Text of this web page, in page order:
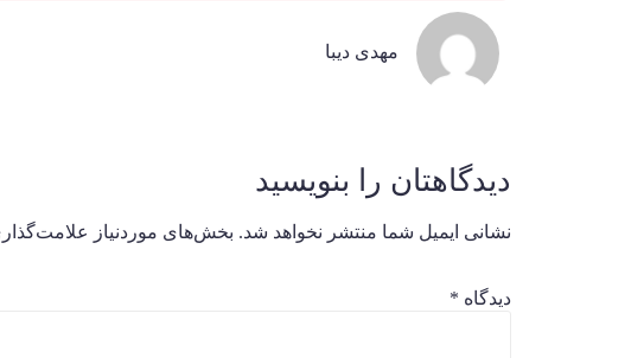
مهدی دیبا
دیدگاهتان را بنویسید
نشانی ایمیل شما منتشر نخواهد شد. بخش‌های موردنیاز
دیدگاه *